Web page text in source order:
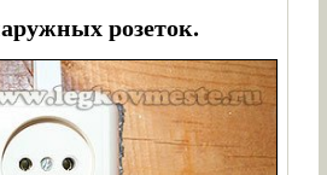
розеток.